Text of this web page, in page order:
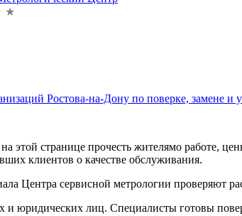
★
Ростова-на-Дону по поверке, замене и
этой странице прочесть жителямо работе,
клиентов о качестве обслуживания.
Центра сервисной метрологии проверяют
юридических лиц. Специалисты готовы